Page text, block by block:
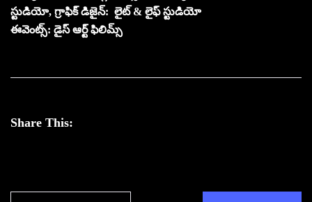
స్టుడియో, గ్రాఫిక్ డిజైన్‌: లైట్ & లైఫ్ స్టుడియో
ఈవెంట్స్‌: డైస్ ఆర్ట్ ఫిలిమ్స్‌
Share This: